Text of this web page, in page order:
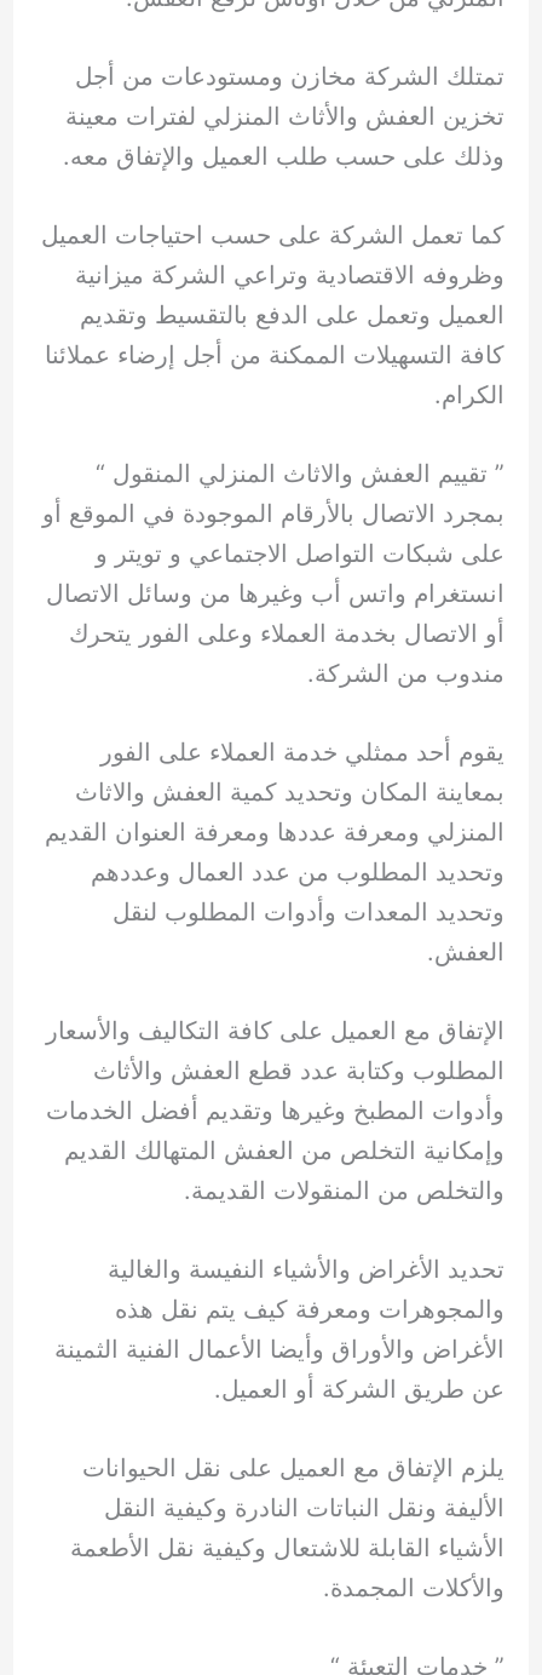
تمتلك الشركة مخازن ومستودعات من أجل
تخزين العفش والأثاث المنزلي لفترات معينة
وذلك على حسب طلب العميل والإتفاق معه.
كما تعمل الشركة على حسب احتياجات العميل
وظروفه الاقتصادية وتراعي الشركة ميزانية
العميل وتعمل على الدفع بالتقسيط وتقديم
كافة التسهيلات الممكنة من أجل إرضاء عملائنا
الكرام.
” تقييم العفش والاثاث المنزلي المنقول “
بمجرد الاتصال بالأرقام الموجودة في الموقع أو
على شبكات التواصل الاجتماعي و تويتر و
انستغرام واتس أب وغيرها من وسائل الاتصال
أو الاتصال بخدمة العملاء وعلى الفور يتحرك
مندوب من الشركة.
يقوم أحد ممثلي خدمة العملاء على الفور
بمعاينة المكان وتحديد كمية العفش والاثاث
المنزلي ومعرفة عددها ومعرفة العنوان القديم
وتحديد المطلوب من عدد العمال وعددهم
وتحديد المعدات وأدوات المطلوب لنقل
العفش.
الإتفاق مع العميل على كافة التكاليف والأسعار
المطلوب وكتابة عدد قطع العفش والأثاث
وأدوات المطبخ وغيرها وتقديم أفضل الخدمات
وإمكانية التخلص من العفش المتهالك القديم
والتخلص من المنقولات القديمة.
تحديد الأغراض والأشياء النفيسة والغالية
والمجوهرات ومعرفة كيف يتم نقل هذه
الأغراض والأوراق وأيضا الأعمال الفنية الثمينة
عن طريق الشركة أو العميل.
يلزم الإتفاق مع العميل على نقل الحيوانات
الأليفة ونقل النباتات النادرة وكيفية النقل
الأشياء القابلة للاشتعال وكيفية نقل الأطعمة
والأكلات المجمدة.
” خدمات التعبئة “